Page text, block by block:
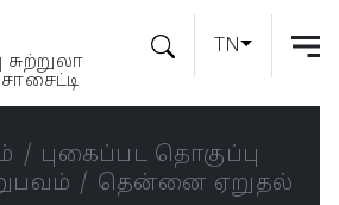
சுற்றுலா
TN
புகைப்பட தொகுப்பு
தென்னை ஏறுதல்